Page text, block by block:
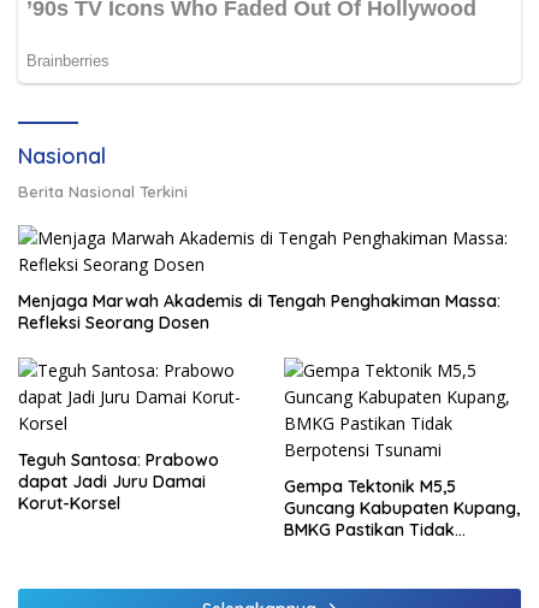
Nasional
Berita Nasional Terkini
Menjaga Marwah Akademis di Tengah Penghakiman Massa:
Refleksi Seorang Dosen
Teguh Santosa: Prabowo
dapat Jadi Juru Damai
Korut-Korsel
Gempa Tektonik M5,5
Guncang Kabupaten Kupang,
BMKG Pastikan Tidak